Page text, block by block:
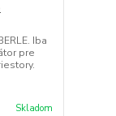
Iba
pre
Skladom